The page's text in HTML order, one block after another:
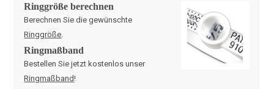
Ringgröße berechnen
Berechnen Sie die gewünschte
Ringgröße
Ringmaßband
Bestellen Sie jetzt kostenlos unser
Ringmaßband!